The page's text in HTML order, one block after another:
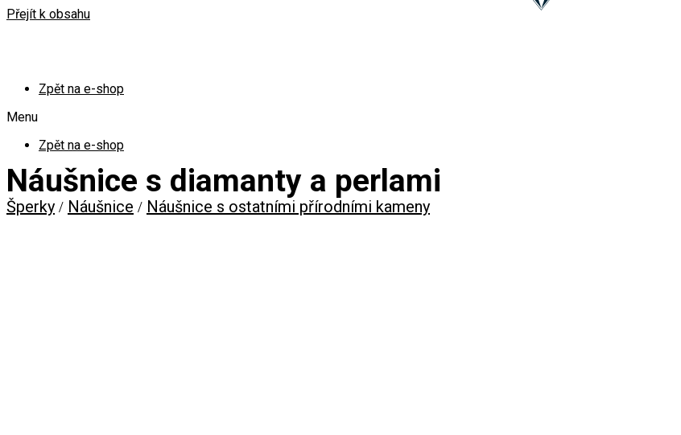
Přejít k obsahu
Zpět na e-shop
Menu
Zpět na e-shop
Náušnice s diamanty a perlami
Šperky / Náušnice / Náušnice s ostatními přírodními kameny